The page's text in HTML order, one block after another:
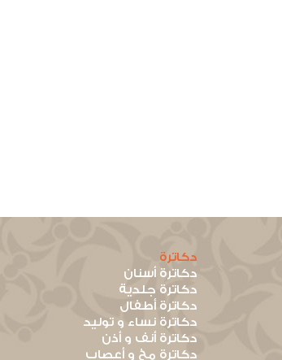
دكاترة
دكاترة أسنان
دكاترة جلدية
دكاترة أطفال
دكاترة نساء و توليد
دكاترة أنف و أذن
دكاترة مخ و أعصاب